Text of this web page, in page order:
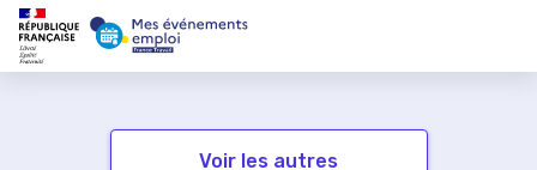
Voir les autres